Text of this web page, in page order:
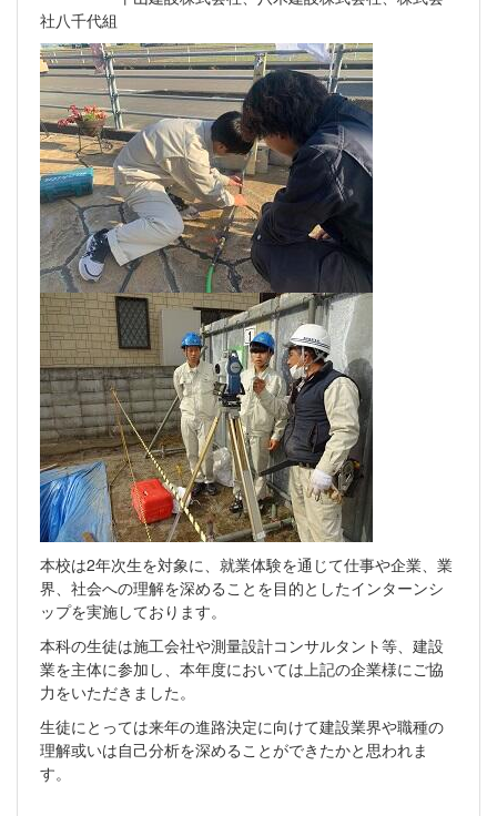
社八千代組
本校は2年次生を対象に、就業体験を通じて仕事や企業、業
界、社会への理解を深めることを目的としたインターンシ
ップを実施しております。
本科の生徒は施工会社や測量設計コンサルタント等、建設
業を主体に参加し、本年度においては上記の企業様にご協
力をいただきました。
生徒にとっては来年の進路決定に向けて建設業界や職種の
理解或いは自己分析を深めることができたかと思われま
す。